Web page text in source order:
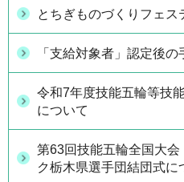
とちぎものづくりフェス
「支給対象者」認定後の
令和7年度技能五輪等技
について
第63回技能五輪全国大
ク栃木県選手団結団式に